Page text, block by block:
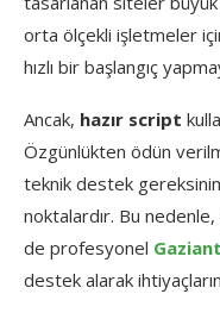
orta ölçekli işletmeler
hızlı bir başlangıç
Ancak, hazır script
Özgünlükten ödün
teknik destek
noktalardır. Bu
de profesyonel
destek alarak